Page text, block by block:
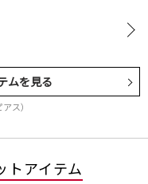
ムを見る
ス）
トアイテム